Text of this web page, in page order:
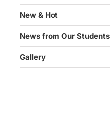
New & Hot
News from Our Students
Gallery